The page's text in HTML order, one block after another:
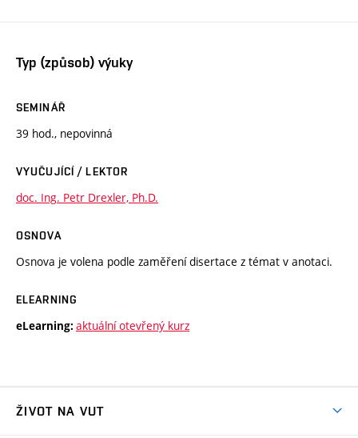
Typ (způsob) výuky
SEMINÁŘ
39 hod., nepovinná
VYUČUJÍCÍ / LEKTOR
doc. Ing. Petr Drexler, Ph.D.
OSNOVA
Osnova je volena podle zaměření disertace z témat v anotaci.
ELEARNING
eLearning: aktuální otevřený kurz
ŽIVOT NA VUT